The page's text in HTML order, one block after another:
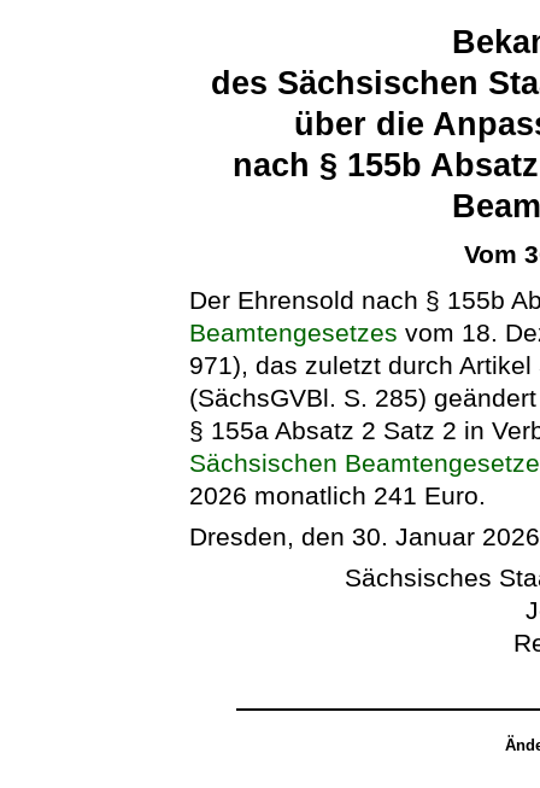
des Sächsischen
über die
nach § 155b
Vom
Der Ehrensold nach § 155b
Beamtengesetzes vom 18.
971), das zuletzt durch
(SächsGVBl. S. 285)
§ 155a Absatz 2 Satz 2 in
Sächsischen
2026 monatlich 241 Euro.
Dresden, den 30. Januar 2026
Sächsisches